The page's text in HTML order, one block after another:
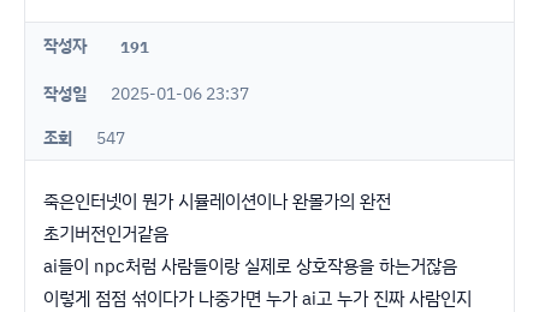
작성자 191
작성일
2025-01-06 23:37
조회
547
죽은인터넷이 뭔가 시뮬레이션이나 완몰가의 완전
초기버전인거같음
ai들이 npc처럼 사람들이랑 실제로 상호작용을 하는거잖음
이렇게 점점 섞이다가 나중가면 누가 ai고 누가 진짜 사람인지